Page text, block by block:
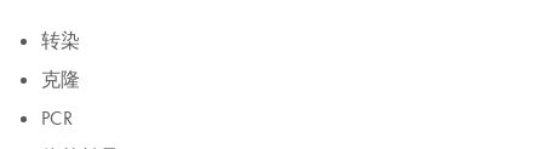
转染
克隆
PCR